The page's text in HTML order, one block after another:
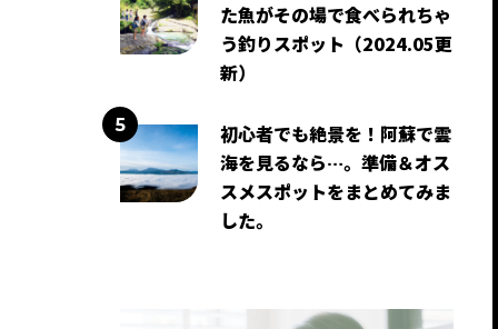
た魚がその場で食べられちゃ
う釣りスポット（2024.05更
新）
初心者でも絶景を！阿蘇で雲
海を見るなら…。準備＆オス
スメスポットをまとめてみま
した。